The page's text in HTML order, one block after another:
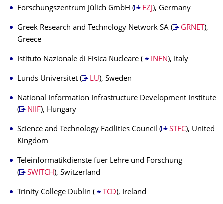
Forschungszentrum Jülich GmbH ( FZJ ), Germany
Greek Research and Technology Network SA ( GRNET ),
Greece
Istituto Nazionale di Fisica Nucleare ( INFN), Italy
Lunds Universitet ( LU), Sweden
National Information Infrastructure Development Institute
(
NIIF), Hungary
Science and Technology Facilities Council ( STFC), United
Kingdom
Teleinformatikdienste fuer Lehre und Forschung
(
SWITCH), Switzerland
Trinity College Dublin ( TCD), Ireland